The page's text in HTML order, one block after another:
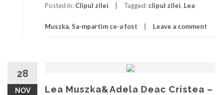
Posted in: Clipul zilei Tagged: clipul zilei, Lea
Muszka, Sa-mpartim ce-a fost Leave a comment
28
NOV
Lea Muszka&Adela Deac Cristea –